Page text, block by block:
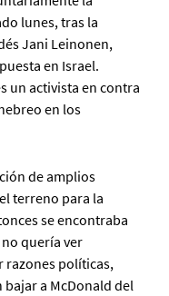
lunes, tras la
Jani Leinonen,
en Israel.
un activista en contra
en los
de amplios
terreno para la
se encontraba
quería ver
razones políticas,
a McDonald del